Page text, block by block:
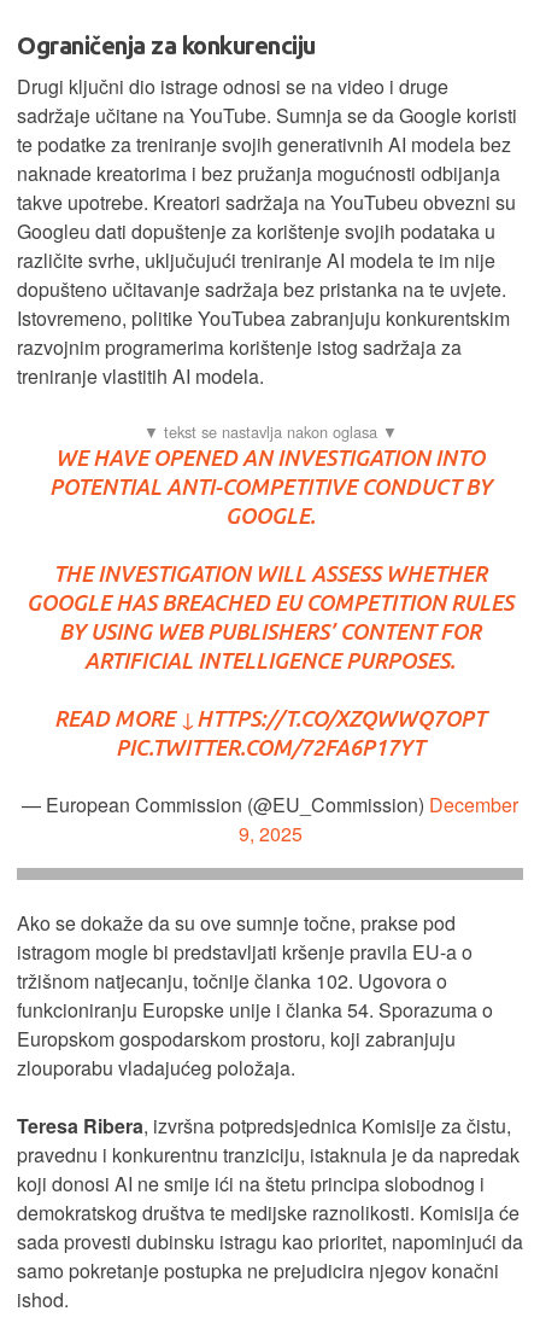
Ograničenja za konkurenciju
Drugi ključni dio istrage odnosi se na video i druge
sadržaje učitane na YouTube. Sumnja se da Google koristi
te podatke za treniranje svojih generativnih AI modela bez
naknade kreatorima i bez pružanja mogućnosti odbijanja
takve upotrebe. Kreatori sadržaja na YouTubeu obvezni su
Googleu dati dopuštenje za korištenje svojih podataka u
različite svrhe, uključujući treniranje AI modela te im nije
dopušteno učitavanje sadržaja bez pristanka na te uvjete.
Istovremeno, politike YouTubea zabranjuju konkurentskim
razvojnim programerima korištenje istog sadržaja za
treniranje vlastitih AI modela.
WE HAVE OPENED AN INVESTIGATION INTO
POTENTIAL ANTI-COMPETITIVE CONDUCT BY
GOOGLE.
THE INVESTIGATION WILL ASSESS WHETHER
GOOGLE HAS BREACHED EU COMPETITION RULES
BY USING WEB PUBLISHERS’ CONTENT FOR
ARTIFICIAL INTELLIGENCE PURPOSES.
READ MORE ↓ HTTPS://T.CO/XZQWWQ7OPT
PIC.TWITTER.COM/72FA6P17YT
— European Commission (@EU_Commission) December
9, 2025
Ako se dokaže da su ove sumnje točne, prakse pod
istragom mogle bi predstavljati kršenje pravila EU-a o
tržišnom natjecanju, točnije članka 102. Ugovora o
funkcioniranju Europske unije i članka 54. Sporazuma o
Europskom gospodarskom prostoru, koji zabranjuju
zlouporabu vladajućeg položaja.
Teresa Ribera, izvršna potpredsjednica Komisije za čistu,
pravednu i konkurentnu tranziciju, istaknula je da napredak
koji donosi AI ne smije ići na štetu principa slobodnog i
demokratskog društva te medijske raznolikosti. Komisija će
sada provesti dubinsku istragu kao prioritet, napominjući da
samo pokretanje postupka ne prejudicira njegov konačni
ishod.